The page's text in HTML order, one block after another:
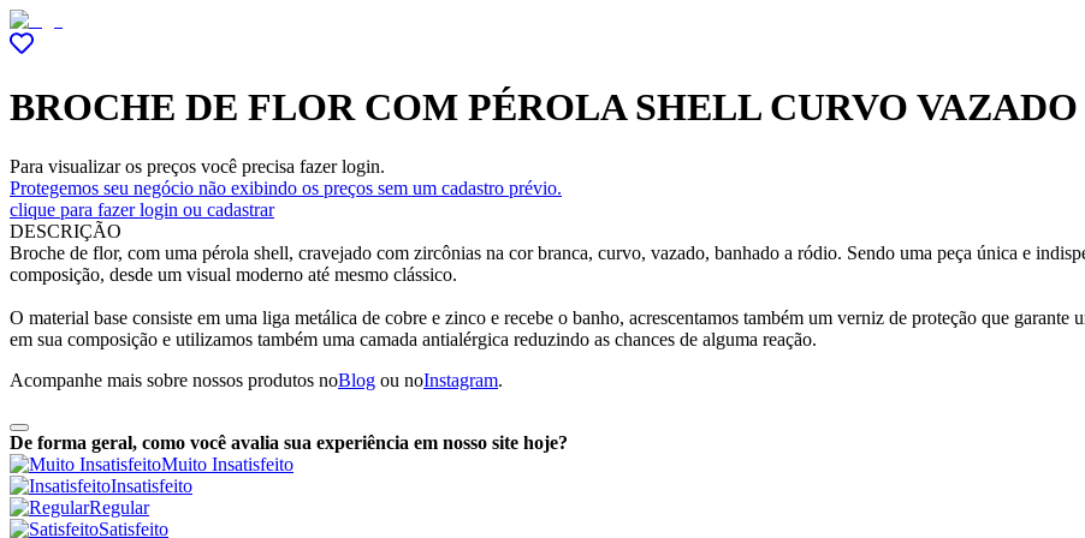
BROCHE DE FLOR COM PÉROLA SHELL CURVO
Para visualizar os preços você precisa fazer login.
Protegemos seu negócio não exibindo os preços sem um cadastro prévio.
clique para fazer login ou cadastrar
DESCRIÇÃO
Broche de flor, com uma pérola shell, cravejado com zircônias na cor branca, curvo, vazado, banhado a ródio. Sendo uma peça única e
composição, desde um visual moderno até mesmo clássico.
O material base consiste em uma liga metálica de cobre e zinco e recebe o banho, acrescentamos também um verniz de proteção que
em sua composição e utilizamos também uma camada antialérgica reduzindo as chances de alguma reação.
Acompanhe mais sobre nossos produtos noBlog ou noInstagram.
De forma geral, como você avalia sua experiência em nosso site hoje?
Muito Insatisfeito
Insatisfeito
Regular
Satisfeito